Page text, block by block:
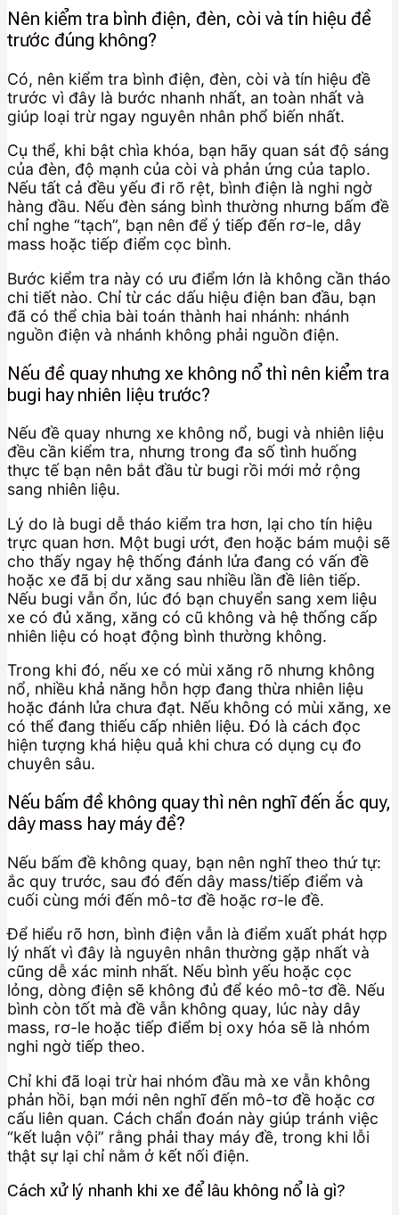
Nên kiểm tra bình điện, đèn, còi và tín hiệu đề
trước đúng không?
Có, nên kiểm tra bình điện, đèn, còi và tín hiệu đề
trước vì đây là bước nhanh nhất, an toàn nhất và
giúp loại trừ ngay nguyên nhân phổ biến nhất.
Cụ thể, khi bật chìa khóa, bạn hãy quan sát độ sáng
của đèn, độ mạnh của còi và phản ứng của taplo.
Nếu tất cả đều yếu đi rõ rệt, bình điện là nghi ngờ
hàng đầu. Nếu đèn sáng bình thường nhưng bấm đề
chỉ nghe “tạch”, bạn nên để ý tiếp đến rơ-le, dây
mass hoặc tiếp điểm cọc bình.
Bước kiểm tra này có ưu điểm lớn là không cần tháo
chi tiết nào. Chỉ từ các dấu hiệu điện ban đầu, bạn
đã có thể chia bài toán thành hai nhánh: nhánh
nguồn điện và nhánh không phải nguồn điện.
Nếu đề quay nhưng xe không nổ thì nên kiểm tra
bugi hay nhiên liệu trước?
Nếu đề quay nhưng xe không nổ, bugi và nhiên liệu
đều cần kiểm tra, nhưng trong đa số tình huống
thực tế bạn nên bắt đầu từ bugi rồi mới mở rộng
sang nhiên liệu.
Lý do là bugi dễ tháo kiểm tra hơn, lại cho tín hiệu
trực quan hơn. Một bugi ướt, đen hoặc bám muội sẽ
cho thấy ngay hệ thống đánh lửa đang có vấn đề
hoặc xe đã bị dư xăng sau nhiều lần đề liên tiếp.
Nếu bugi vẫn ổn, lúc đó bạn chuyển sang xem liệu
xe có đủ xăng, xăng có cũ không và hệ thống cấp
nhiên liệu có hoạt động bình thường không.
Trong khi đó, nếu xe có mùi xăng rõ nhưng không
nổ, nhiều khả năng hỗn hợp đang thừa nhiên liệu
hoặc đánh lửa chưa đạt. Nếu không có mùi xăng, xe
có thể đang thiếu cấp nhiên liệu. Đó là cách đọc
hiện tượng khá hiệu quả khi chưa có dụng cụ đo
chuyên sâu.
Nếu bấm đề không quay thì nên nghĩ đến ắc quy,
dây mass hay máy đề?
Nếu bấm đề không quay, bạn nên nghĩ theo thứ tự:
ắc quy trước, sau đó đến dây mass/tiếp điểm và
cuối cùng mới đến mô-tơ đề hoặc rơ-le đề.
Để hiểu rõ hơn, bình điện vẫn là điểm xuất phát hợp
lý nhất vì đây là nguyên nhân thường gặp nhất và
cũng dễ xác minh nhất. Nếu bình yếu hoặc cọc
lỏng, dòng điện sẽ không đủ để kéo mô-tơ đề. Nếu
bình còn tốt mà đề vẫn không quay, lúc này dây
mass, rơ-le hoặc tiếp điểm bị oxy hóa sẽ là nhóm
nghi ngờ tiếp theo.
Chỉ khi đã loại trừ hai nhóm đầu mà xe vẫn không
phản hồi, bạn mới nên nghĩ đến mô-tơ đề hoặc cơ
cấu liên quan. Cách chẩn đoán này giúp tránh việc
“kết luận vội” rằng phải thay máy đề, trong khi lỗi
thật sự lại chỉ nằm ở kết nối điện.
Cách xử lý nhanh khi xe để lâu không nổ là gì?